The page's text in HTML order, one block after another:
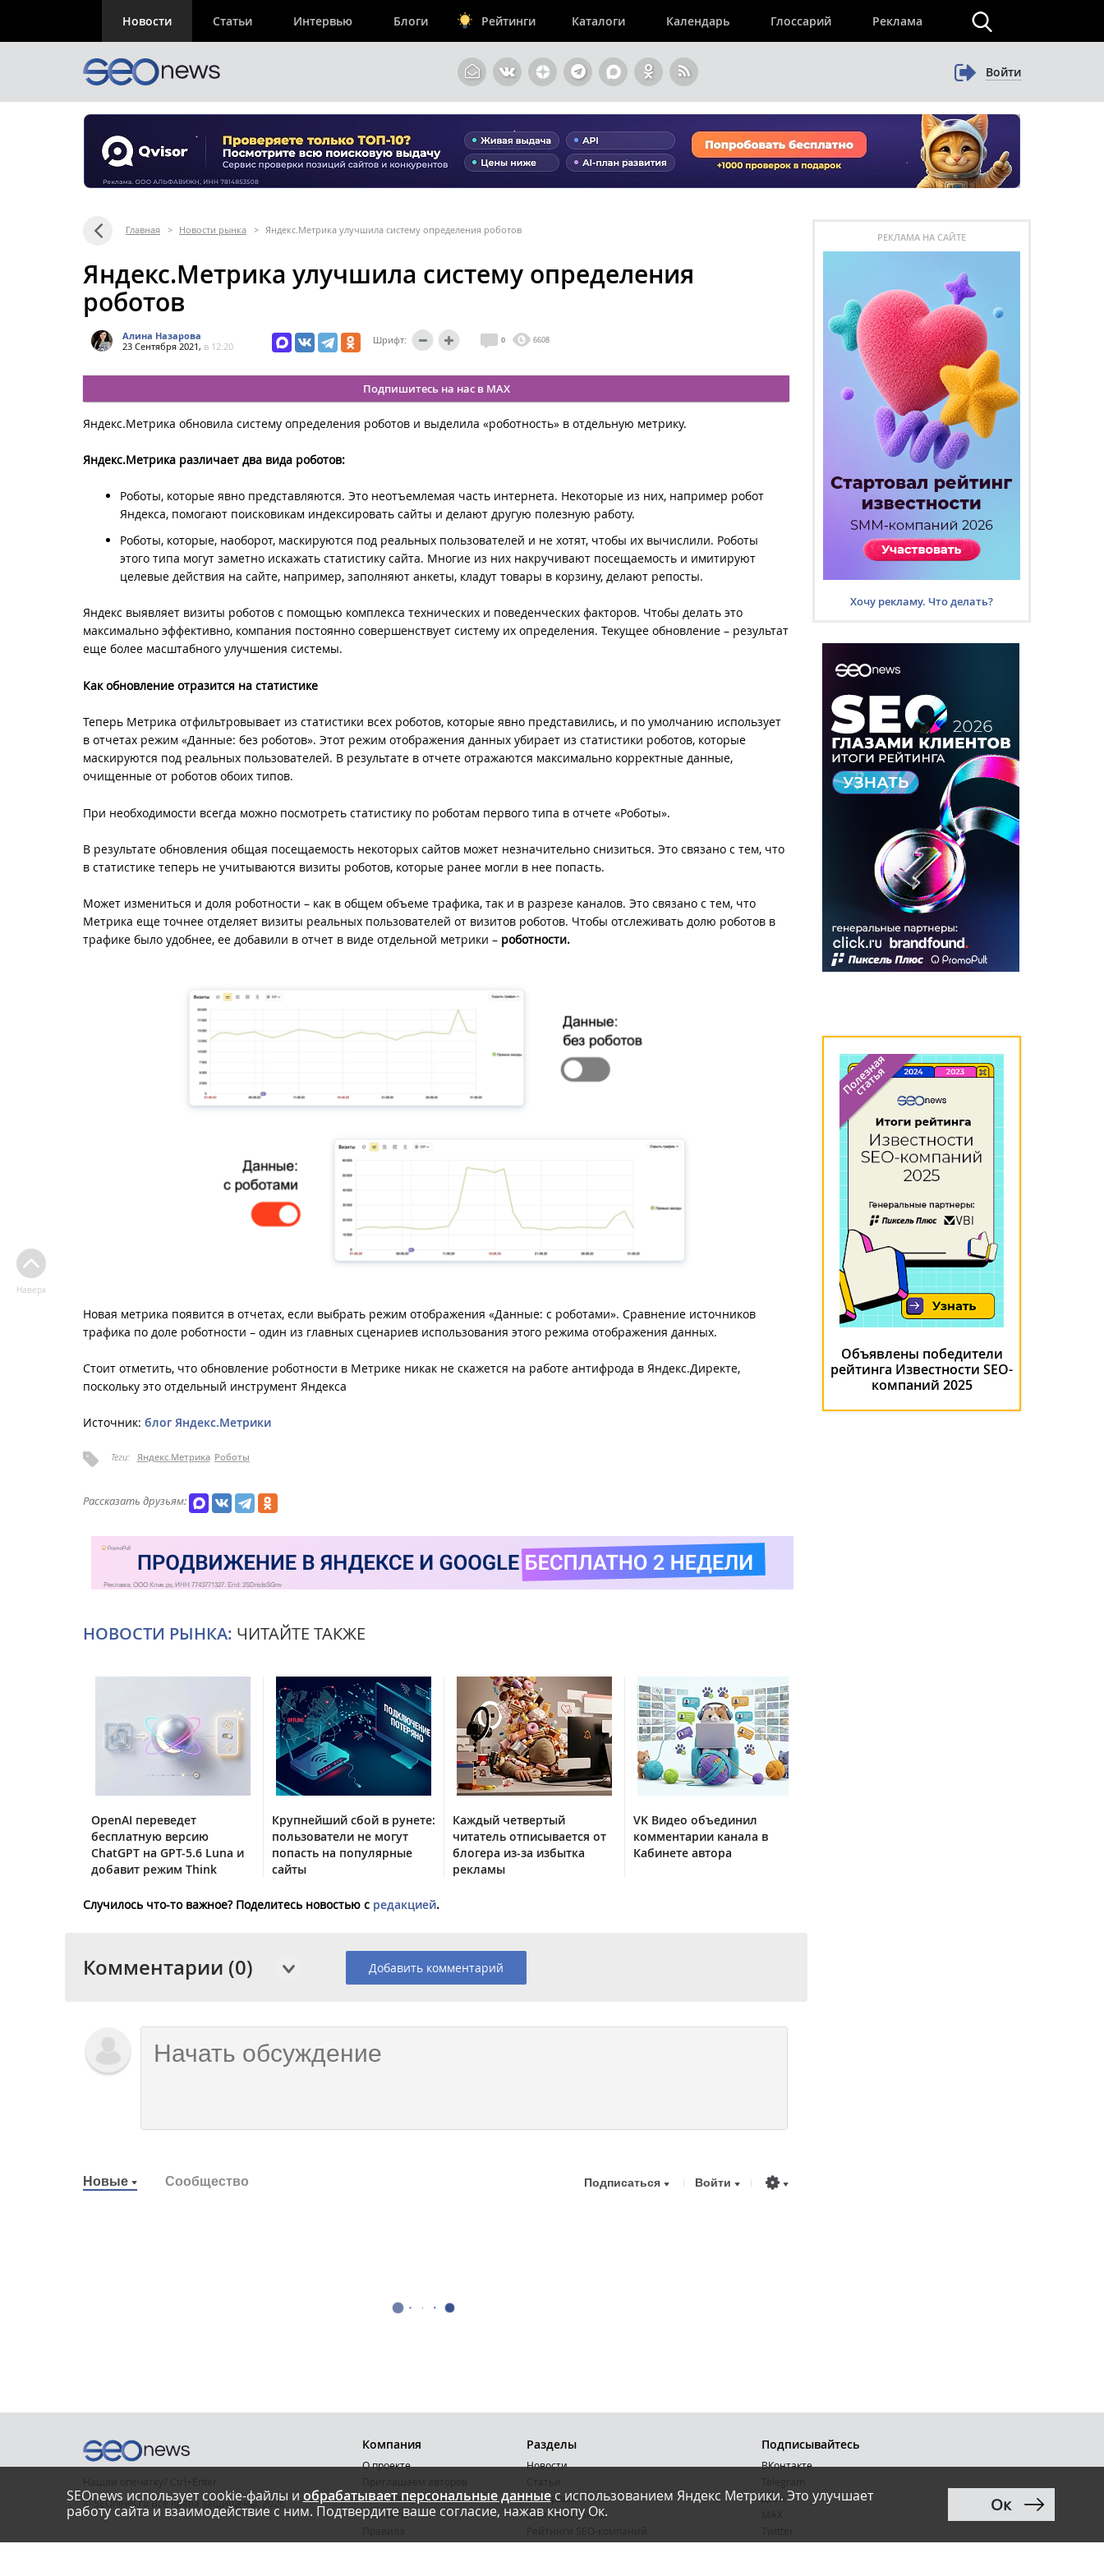
Новости Статьи Интервью Блоги Рейтинги Каталоги Календарь Глоссарий Реклама
Войти
Главная > Новости рынка > Яндекс.Метрика улучшила систему определения роботов
Яндекс.Метрика улучшила систему определения
роботов
Алина Назарова
23 Сентября 2021, в 12:20
Шрифт: 0 6608
Подпишитесь на нас в MAX
Яндекс.Метрика обновила систему определения роботов и выделила «роботность» в отдельную метрику.
Яндекс.Метрика различает два вида роботов:
Роботы, которые явно представляются. Это неотъемлемая часть интернета. Некоторые из них, например робот
Яндекса, помогают поисковикам индексировать сайты и делают другую полезную работу.
Роботы, которые, наоборот, маскируются под реальных пользователей и не хотят, чтобы их вычислили. Роботы
этого типа могут заметно искажать статистику сайта. Многие из них накручивают посещаемость и имитируют
целевые действия на сайте, например, заполняют анкеты, кладут товары в корзину, делают репосты.
Яндекс выявляет визиты роботов с помощью комплекса технических и поведенческих факторов. Чтобы делать это
максимально эффективно, компания постоянно совершенствует систему их определения. Текущее обновление – результат
еще более масштабного улучшения системы.
Как обновление отразится на статистике
Теперь Метрика отфильтровывает из статистики всех роботов, которые явно представились, и по умолчанию использует
в отчетах режим «Данные: без роботов». Этот режим отображения данных убирает из статистики роботов, которые
маскируются под реальных пользователей. В результате в отчете отражаются максимально корректные данные,
очищенные от роботов обоих типов.
При необходимости всегда можно посмотреть статистику по роботам первого типа в отчете «Роботы».
В результате обновления общая посещаемость некоторых сайтов может незначительно снизиться. Это связано с тем, что
в статистике теперь не учитываются визиты роботов, которые ранее могли в нее попасть.
Может измениться и доля роботности – как в общем объеме трафика, так и в разрезе каналов. Это связано с тем, что
Метрика еще точнее отделяет визиты реальных пользователей от визитов роботов. Чтобы отслеживать долю роботов в
трафике было удобнее, ее добавили в отчет в виде отдельной метрики – роботности.
Новая метрика появится в отчетах, если выбрать режим отображения «Данные: с роботами». Сравнение источников
трафика по доле роботности – один из главных сценариев использования этого режима отображения данных.
Стоит отметить, что обновление роботности в Метрике никак не скажется на работе антифрода в Яндекс.Директе,
поскольку это отдельный инструмент Яндекса
Источник: блог Яндекс.Метрики
Теги: Яндекс.Метрика Роботы
Рассказать друзьям:
НОВОСТИ РЫНКА: ЧИТАЙТЕ ТАКЖЕ
OpenAI переведет
бесплатную версию
ChatGPT на GPT-5.6 Luna и
добавит режим Think
Крупнейший сбой в рунете:
пользователи не могут
попасть на популярные
сайты
Каждый четвертый
читатель отписывается от
блогера из-за избытка
рекламы
VK Видео объединил
комментарии канала в
Кабинете автора
Случилось что-то важное? Поделитесь новостью с редакцией.
Комментарии (0) Добавить комментарий
Новые Сообщество Подписаться Войти
Наверх
РЕКЛАМА НА САЙТЕ
Хочу рекламу. Что делать?
Объявлены победители
рейтинга Известности SEO-
компаний 2025
SEOnews использует cookie-файлы и обрабатывает персональные данныес использованием Яндекс Метрики. Это улучшает
работу сайта и взаимодействие с ним. Подтвердите ваше согласие, нажав кнопу Ок.
Ок
© SEOnews.ru Все права защищены. 2026
Email редакции: info@seonews.ru
Компания
О проекте
Условия публикации
Контакты
Разделы
Новости
Интервью
Блоги компаний
Подписывайтесь
ВКонтакте
Дзен